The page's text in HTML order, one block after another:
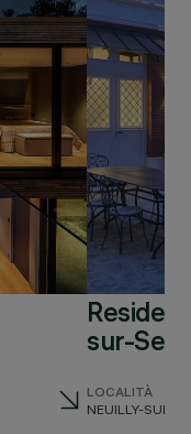
sur-
LOCALITÀ
NEUILLY-SUR-